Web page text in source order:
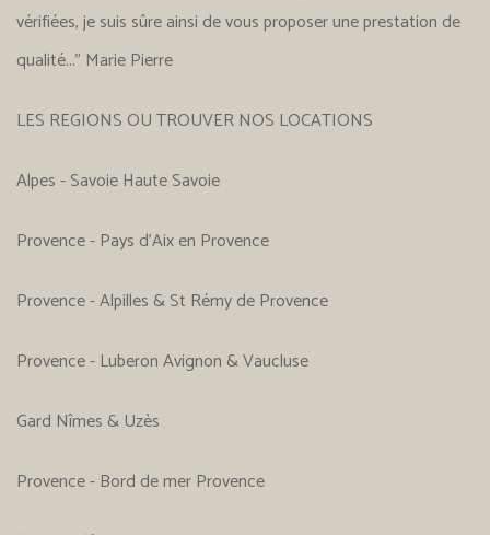
vérifiées, je suis sûre ainsi de vous proposer une prestation de
qualité..." Marie Pierre
LES REGIONS OU TROUVER NOS LOCATIONS
Alpes - Savoie Haute Savoie
Provence - Pays d'Aix en Provence
Provence - Alpilles & St Rémy de Provence
Provence - Luberon Avignon & Vaucluse
Gard Nîmes & Uzès
Provence - Bord de mer Provence